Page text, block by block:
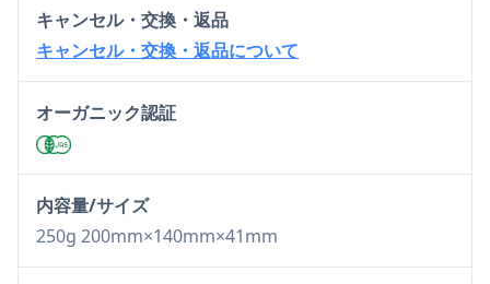
キャンセル・交換・返品
キャンセル・交換・返品について
オーガニック認証
内容量/サイズ
250g 200mm×140mm×41mm